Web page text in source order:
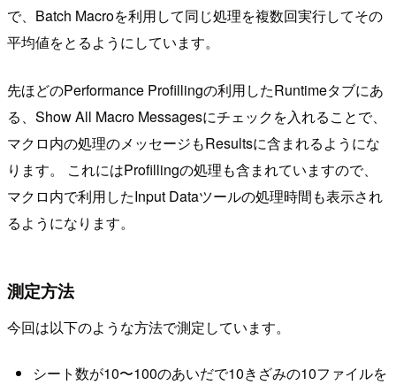
で、Batch Macroを利用して同じ処理を複数回実行してその
平均値をとるようにしています。
先ほどのPerformance Profillingの利用したRuntimeタブにあ
る、Show All Macro Messagesにチェックを入れることで、
マクロ内の処理のメッセージもResultsに含まれるようにな
ります。 これにはProfillingの処理も含まれていますので、
マクロ内で利用したInput Dataツールの処理時間も表示され
るようになります。
測定方法
今回は以下のような方法で測定しています。
シート数が10〜100のあいだで10きざみの10ファイルを